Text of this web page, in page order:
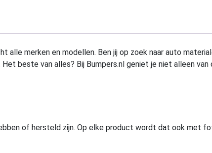
alle merken en modellen. Ben jij op zoek naar auto
beste van alles? Bij Bumpers.nl geniet je niet alleen
of hersteld zijn. Op elke product wordt dat ook met